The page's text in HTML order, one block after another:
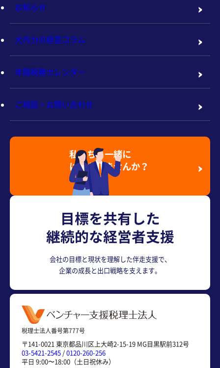
目標を共有した
継続的な経営者支援
会社の目標と現状を理解した伴走支援で、
企業の成長と出口戦略を支えます。
税理士法人番号第777号
〒141-0021 東京都品川区上大崎2-15-19 MG目黒駅前312号
03-5421-2545 /0120-260-256
平日 9:00〜18:00（土日祝休み）
お知らせ
大内力の経営コラム
年間税務カレンダー
ご相談・お問い合わせ
私たちと一緒に
はたらきませんか？
採用情報を見る